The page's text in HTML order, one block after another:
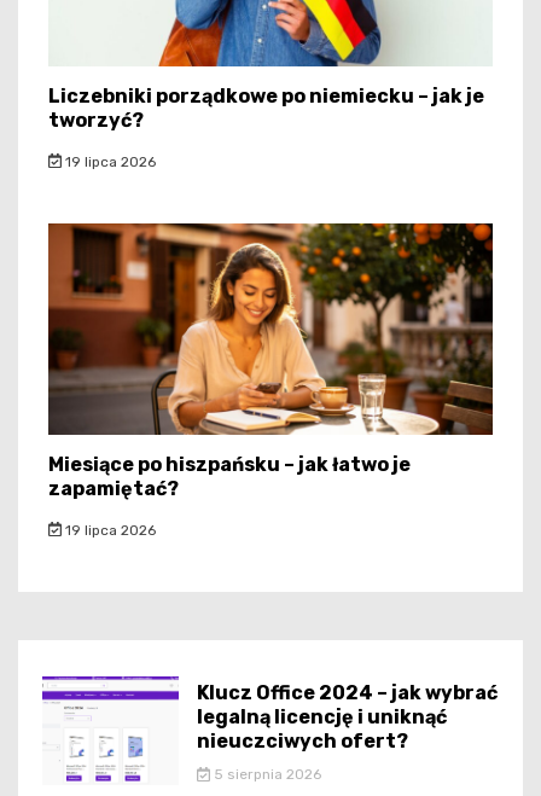
Liczebniki porządkowe po niemiecku – jak je
tworzyć?
19 lipca 2026
Miesiące po hiszpańsku – jak łatwo je
zapamiętać?
19 lipca 2026
Klucz Office 2024 – jak wybrać
legalną licencję i uniknąć
nieuczciwych ofert?
5 sierpnia 2026